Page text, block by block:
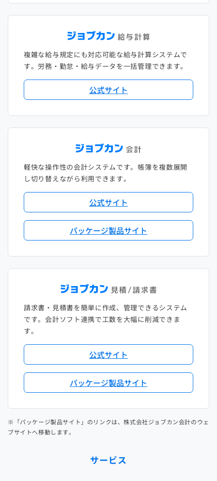
複雑な給与規定にも対応可能な給与計算システムで
す。労務・勤怠・給与データを一括管理できます。
公式サイト
軽快な操作性の会計システムです。帳簿を複数展開
し切り替えながら利用できます。
公式サイト
パッケージ製品サイト
請求書・見積書を簡単に作成、管理できるシステム
です。会計ソフト連携で工数を大幅に削減できま
す。
公式サイト
パッケージ製品サイト
※「パッケージ製品サイト」のリンクは、株式会社ジョブカン会計のウェ
ブサイトへ移動します。
サービス